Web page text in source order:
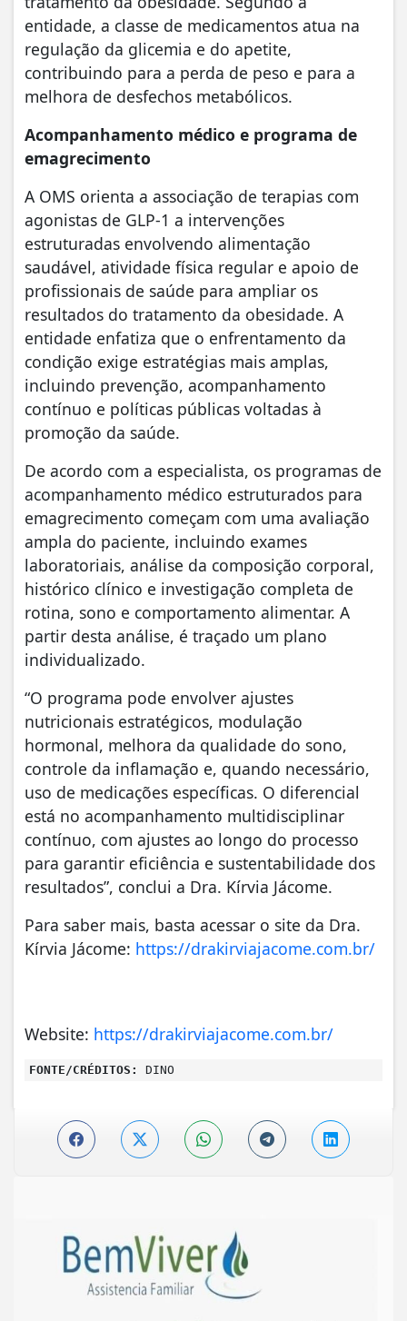
entidade, a classe de medicamentos atua na
regulação da glicemia e do apetite,
contribuindo para a perda de peso e para a
melhora de desfechos metabólicos.
Acompanhamento médico e programa de
emagrecimento
A OMS orienta a associação de terapias com
agonistas de GLP-1 a intervenções
estruturadas envolvendo alimentação
saudável, atividade física regular e apoio de
profissionais de saúde para ampliar os
resultados do tratamento da obesidade. A
entidade enfatiza que o enfrentamento da
condição exige estratégias mais amplas,
incluindo prevenção, acompanhamento
contínuo e políticas públicas voltadas à
promoção da saúde.
De acordo com a especialista, os programas de
acompanhamento médico estruturados para
emagrecimento começam com uma avaliação
ampla do paciente, incluindo exames
laboratoriais, análise da composição corporal,
histórico clínico e investigação completa de
rotina, sono e comportamento alimentar. A
partir desta análise, é traçado um plano
individualizado.
“O programa pode envolver ajustes
nutricionais estratégicos, modulação
hormonal, melhora da qualidade do sono,
controle da inflamação e, quando necessário,
uso de medicações específicas. O diferencial
está no acompanhamento multidisciplinar
contínuo, com ajustes ao longo do processo
para garantir eficiência e sustentabilidade dos
resultados”, conclui a Dra. Kírvia Jácome.
Para saber mais, basta acessar o site da Dra.
Kírvia Jácome: https://drakirviajacome.com.br/
Website: https://drakirviajacome.com.br/
FONTE/CRÉDITOS: DINO